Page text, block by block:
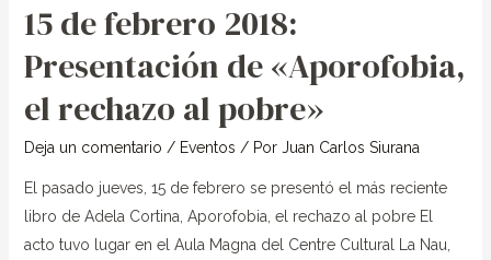
15 de febrero 2018:
Presentación de «Aporofobia,
el rechazo al pobre»
Deja un comentario / Eventos / Por Juan Carlos Siurana
El pasado jueves, 15 de febrero se presentó el más reciente
libro de Adela Cortina, Aporofobia, el rechazo al pobre El
acto tuvo lugar en el Aula Magna del Centre Cultural La Nau,
15
febrero
2018:
de
«Aporofobia,
el
rechazo